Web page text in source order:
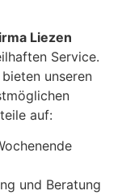
Liezen
Service.
unseren
auf:
und Beratung